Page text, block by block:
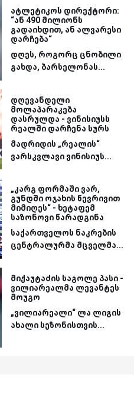
ატლეტიკოს დირექტორი:
“ან 490 მილიონს
გადაიხდით, ან ალვარესი
დარჩება“
დღეს, როგორც ცნობილი
გახდა, ბარსელონას...
დღევანდელი
მოლაპარაკება
დასრულდა - ვინისიუსს
რეალში დარჩენა სურს
მადრიდის „რეალის“
ვარსკვლავი ვინისიუს...
„კარგ ფორმაში ვარ,
გუნდში ოჯახის წევრივით
მიმიღეს“ - ხეტაფემ
საზონოვი წარადგინა
საქართველოს ნაკრების
ცენტრალურმა მცველმა...
მიქაუტაძის საგოლე პასი -
ვილიარეალმა ლევანტეს
მოუგო
„ვილიარეალი“ ლა ლიგის
ახალი სეზონისთვის...